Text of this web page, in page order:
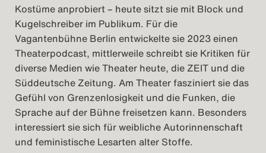
Kostüme anprobiert – heute sitzt sie mit Block und
Kugelschreiber im Publikum. Für die
Vagantenbühne Berlin entwickelte sie 2023 einen
Theaterpodcast, mittlerweile schreibt sie Kritiken für
diverse Medien wie Theater heute, die ZEIT und die
Süddeutsche Zeitung. Am Theater fasziniert sie das
Gefühl von Grenzenlosigkeit und die Funken, die
Sprache auf der Bühne freisetzen kann. Besonders
interessiert sie sich für weibliche Autorinnenschaft
und feministische Lesarten alter Stoffe.